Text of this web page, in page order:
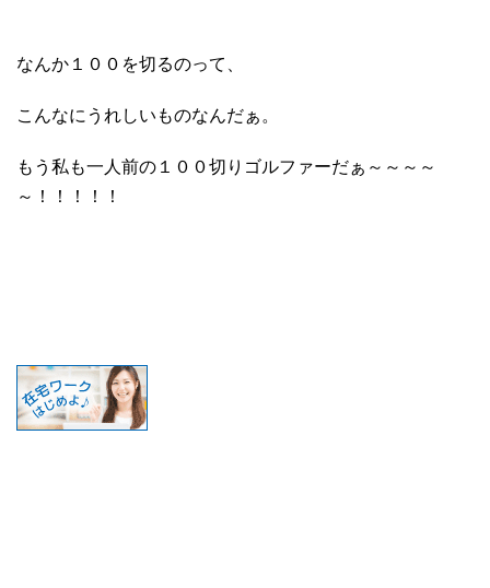
なんか１００を切るのって、
こんなにうれしいものなんだぁ。
もう私も一人前の１００切りゴルファーだぁ～～～～
～！！！！！